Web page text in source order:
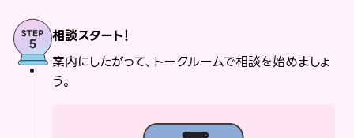
相談スタート！
案内にしたがって、トークルームで相談を始めましょ
う。